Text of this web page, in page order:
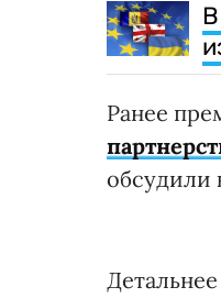
Ранее
обсудили